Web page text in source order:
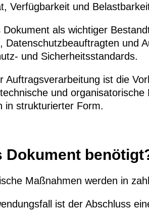
Verfügbarkeit und
als wichtiger
Datenschutzbeauftragten und
und Sicherheitsstandards.
Auftragsverarbeitung ist die
und
in strukturierter Form.
Dokument
Maßnahmen werden in
ist der Abschluss